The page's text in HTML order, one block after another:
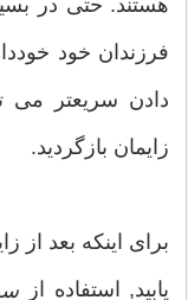
فرزندان خود
دادن سریعتر می
زایمان بازگردید.
برای اینکه بعد از
یابید, استفاده از